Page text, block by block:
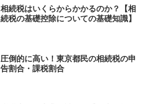
相続税はいくらからかかるのか？【相
続税の基礎控除についての基礎知識】
圧倒的に高い！東京都民の相続税の申
告割合・課税割合